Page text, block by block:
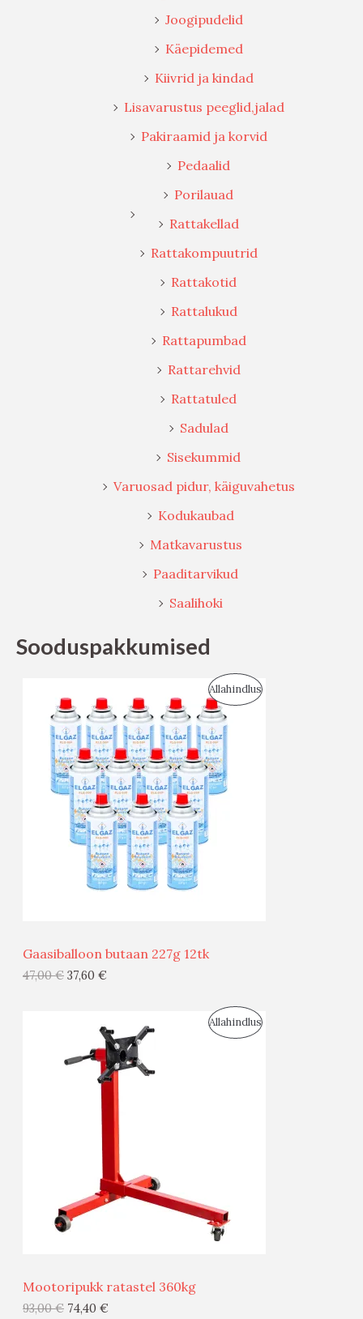
Joogipudelid
Käepidemed
Kiivrid ja kindad
Lisavarustus peeglid,jalad
Pakiraamid ja korvid
Pedaalid
Porilauad
Rattakellad
Rattakompuutrid
Rattakotid
Rattalukud
Rattapumbad
Rattarehvid
Rattatuled
Sadulad
Sisekummid
Varuosad pidur, käiguvahetus
Kodukaubad
Matkavarustus
Paaditarvikud
Saalihoki
Sooduspakkumised
AllahindlusS
S
Gaasiballoon butaan 227g 12tk
47,00€ 37,60 €
AllahindlusS
Mootoripukk ratastel 360kg
93,00€ 74,40 €